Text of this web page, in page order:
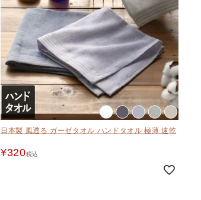
日本製 風透る ガーゼタオル ハンドタオル 極薄 速乾
¥320税込